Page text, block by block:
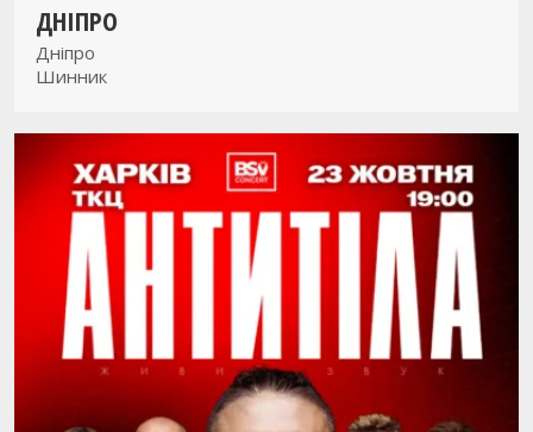
ДНІПРО
Дніпро
Шинник